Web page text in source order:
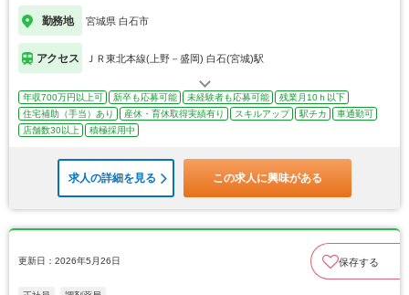
勤務地 宮城県 白石市
アクセス ＪＲ東北本線(上野－盛岡) 白石(宮城)駅
年収700万円以上可 新卒も応募可能 未経験者も応募可能
残業月10ｈ以下
住宅補助（手当）あり
産休・育休取得実績有り スキルアップ 駅チカ
車通勤可
店舗数30以上
積極採用中
求人の詳細を見る この求人に興味がある
更新日：2026年5月26日 保存する